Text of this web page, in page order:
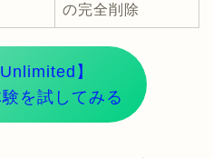
の完全削除
】
を試してみる